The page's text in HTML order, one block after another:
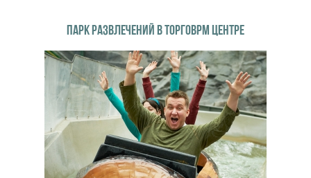
ПАРК РАЗВЛЕЧЕНИЙ В ТОРГОВРМ ЦЕНТРЕ